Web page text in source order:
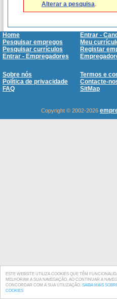
ESTE WEBSITE UTILIZA COOKIES QUE TÊM
MELHORAM A SUA NAVEGAÇÃO. AO CONTINUAR A
CONCORDAR COM A SUA UTILIZAÇÃO. SAIBA MAIS
COOKIES
Alterar a pesquisa.
Home
Entrar -
Pesquisar empregos
Meu
Pesquisar currículos
Registar
Entrar - Empregadores
Sobre nós
Termos e
Política de privacidade
Contacte-
FAQ
SitMap
Copyright © 2002-2026